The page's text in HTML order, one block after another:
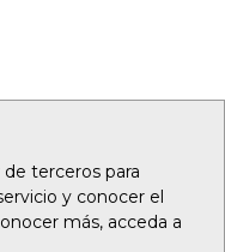
terceros para
y conocer el
más, acceda a